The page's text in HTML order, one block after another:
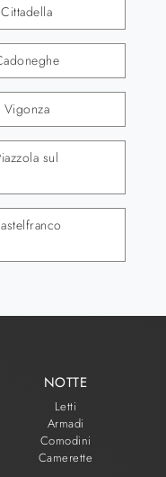
sul
NOTTE
Letti
Armadi
Comodini
Camerette